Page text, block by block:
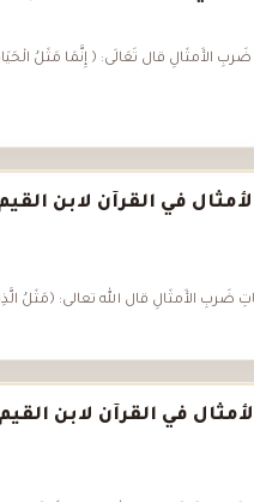
الأَمثَالِ قال تَعَالَى: ﴿ إِنَّمَا مَثَلُ الْحَيَاةِ
في القرآن لابن
الأَمثَالِ قال الله تعالى: ﴿مَثَلُ
في القرآن لابن